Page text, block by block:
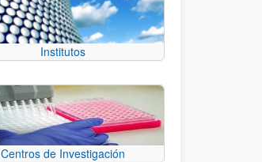
Institutos
Centros de Investigación